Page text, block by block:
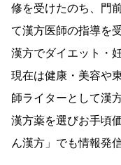
修を受けたのち、門
て漢方医師の指導を
漢方でダイエット・
現在は健康・美容や
師ライターとして漢
漢方薬を選びお手頃
ん漢方」でも情報発